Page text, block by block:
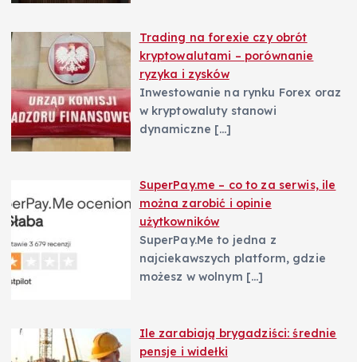
Trading na forexie czy obrót
kryptowalutami – porównanie
ryzyka i zysków
Inwestowanie na rynku Forex oraz
w kryptowaluty stanowi
dynamiczne […]
SuperPay.me – co to za serwis, ile
można zarobić i opinie
użytkowników
SuperPay.Me to jedna z
najciekawszych platform, gdzie
możesz w wolnym […]
Ile zarabiają brygadziści: średnie
pensje i widełki